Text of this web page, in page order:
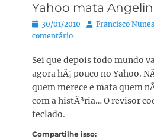
Yahoo mata
Posted
on
30/01/2010 Autor:
Francisco Nunes
comentário
Sei que depois todo mundo
agora hÃ¡ pouco no Yahoo.
quem merece e mata quem
com a histÃ³ria… O revisor
teclado.
Compartilhe isso: